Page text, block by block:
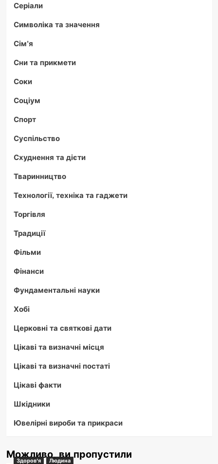
Серіали
Символіка та значення
Сім'я
Сни та прикмети
Соки
Соціум
Спорт
Суспільство
Схуднення та дієти
Тваринництво
Технології, техніка та гаджети
Торгівля
Традиції
Фільми
Фінанси
Фундаментальні науки
Хобі
Церковні та святкові дати
Цікаві та визначні місця
Цікаві та визначні постаті
Цікаві факти
Шкідники
Ювелірні вироби та прикраси
Можливо, ви пропустили
Здоров'я Людина